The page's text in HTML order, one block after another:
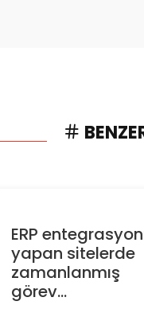
ERP
yapan sitelerde
zamanlanmış
görev...